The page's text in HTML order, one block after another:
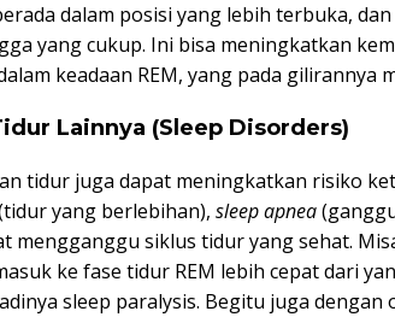
dalam posisi yang lebih terbuka,
yang cukup. Ini bisa meningkatkan
keadaan REM, yang pada gilirannya
Lainnya (Sleep Disorders)
tidur juga dapat meningkatkan risiko
yang berlebihan), sleep apnea
mengganggu siklus tidur yang sehat.
ke fase tidur REM lebih cepat dari
sleep paralysis. Begitu juga dengan